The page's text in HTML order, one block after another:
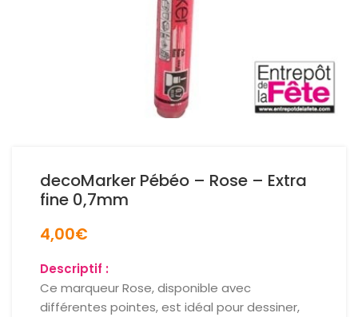
decoMarker Pébéo – Rose – Extra
fine 0,7mm
4,00€
Descriptif :
Ce marqueur Rose, disponible avec
différentes pointes, est idéal pour dessiner,